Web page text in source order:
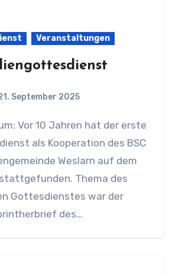
Veranstaltungen
September 2025
als Kooperation des BSC
Weslarn auf dem
Thema des
Gottesdienstes war der
des…